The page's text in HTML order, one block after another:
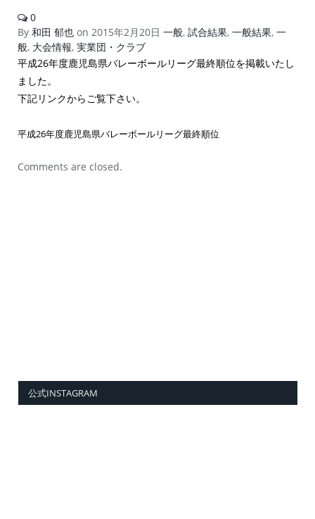
0
By 和田 郁也 on 2015年2月20日 一般, 試合結果, 一般結果, 一
般, 大会情報, 実業団・クラブ
平成26年度鹿児島県バレーボールリーグ最終順位を掲載いたし
ました。
下記リンクからご覧下さい。
平成26年度鹿児島県バレーボールリーグ最終順位
Comments are closed.
公式INSTAGRAM